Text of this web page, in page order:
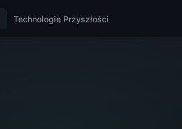
Technologie Przyszłości